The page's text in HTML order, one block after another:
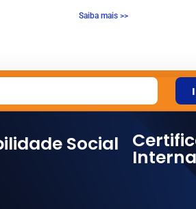
Saiba mais >>
Social